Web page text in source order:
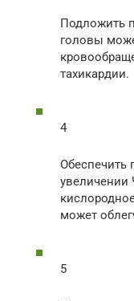
Подложить
головы
тахикардии.
4
Обеспечить
может
5